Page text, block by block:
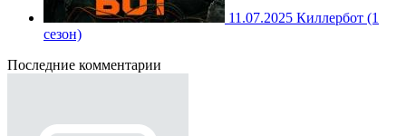
11.07.2025 Киллербот (1
сезон)
Последние комментарии